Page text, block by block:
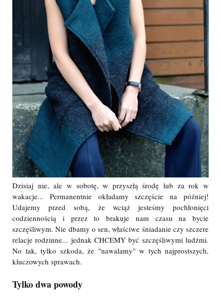
Dzisiaj nie, ale w sobotę, w przyszłą środę lub za rok w
wakacje... Permanentnie okładamy szczęście na później!
Udajemy przed sobą, że wciąż jesteśmy pochłonięci
codziennością i przez to brakuje nam czasu na bycie
szczęśliwym. Nie dbamy o sen, właściwe śniadanie czy szczere
relacje rodzinne... jednak CHCEMY być szczęśliwymi ludźmi.
No tak, tylko szkoda, że "nawalamy" w tych najprostszych,
kluczowych sprawach.
Tylko dwa powody